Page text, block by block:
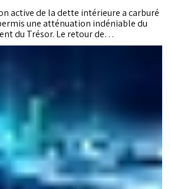
active de la dette intérieure a carburé
une atténuation indéniable du
du Trésor. Le retour de
pour ce genre de produits en
drainé s’est élevé à 74,3
volume représente 24,6% du
le MAVT (opérations du marché
active confondues) et 80,1% de
les maturités à 5 ans et plus.